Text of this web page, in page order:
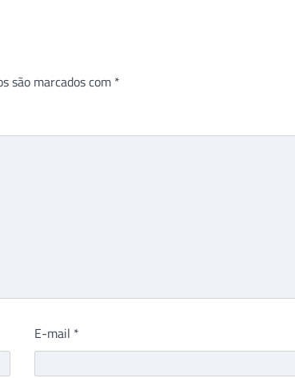
são marcados com *
E-mail *